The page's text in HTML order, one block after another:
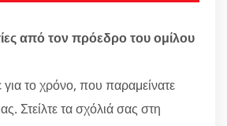
από τον πρόεδρο του ομίλου
το χρόνο, που παραμείνατε
Στείλτε τα σχόλιά σας στη